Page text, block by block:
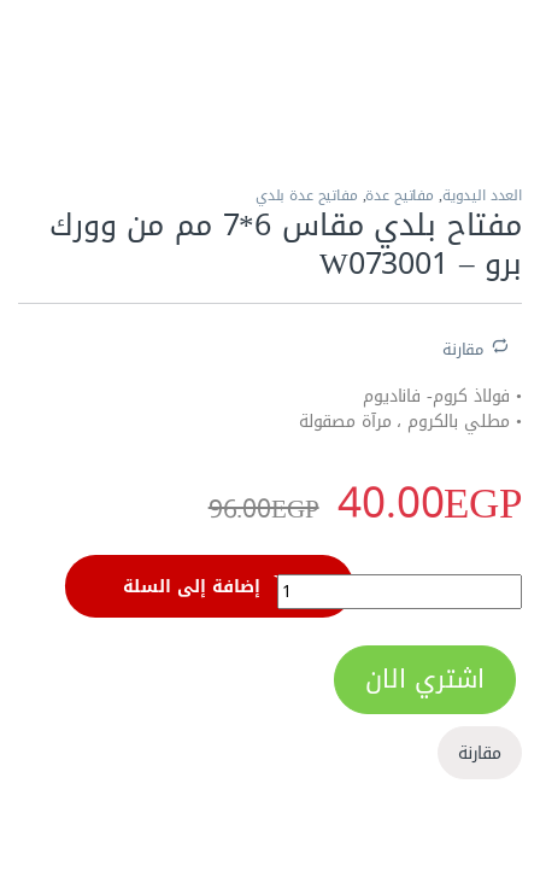
العدد اليدوية, مفاتيح عدة, مفاتيح عدة بلدي
مفتاح بلدي مقاس 6*7 مم من وورك
برو – W073001
مقارنة
• فولاذ كروم- فاناديوم
• مطلي بالكروم ، مرآة مصقولة
40.00EGP
96.00EGP
مفتاح بلدي مقاس 6*7 مم من وورك برو - W073001 quantity إضافة إلى السلة
اشتري الان
مقارنة